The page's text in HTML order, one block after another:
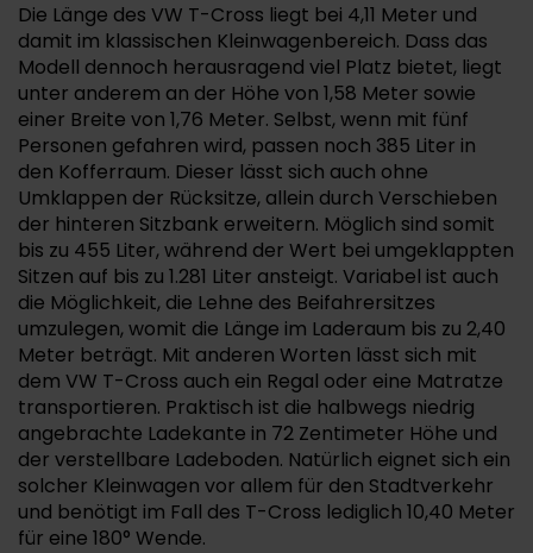
Die Länge des VW T-Cross liegt bei 4,11 Meter und
damit im klassischen Kleinwagenbereich. Dass das
Modell dennoch herausragend viel Platz bietet, liegt
unter anderem an der Höhe von 1,58 Meter sowie
einer Breite von 1,76 Meter. Selbst, wenn mit fünf
Personen gefahren wird, passen noch 385 Liter in
den Kofferraum. Dieser lässt sich auch ohne
Umklappen der Rücksitze, allein durch Verschieben
der hinteren Sitzbank erweitern. Möglich sind somit
bis zu 455 Liter, während der Wert bei umgeklappten
Sitzen auf bis zu 1.281 Liter ansteigt. Variabel ist auch
die Möglichkeit, die Lehne des Beifahrersitzes
umzulegen, womit die Länge im Laderaum bis zu 2,40
Meter beträgt. Mit anderen Worten lässt sich mit
dem VW T-Cross auch ein Regal oder eine Matratze
transportieren. Praktisch ist die halbwegs niedrig
angebrachte Ladekante in 72 Zentimeter Höhe und
der verstellbare Ladeboden. Natürlich eignet sich ein
solcher Kleinwagen vor allem für den Stadtverkehr
und benötigt im Fall des T-Cross lediglich 10,40 Meter
für eine 180° Wende.